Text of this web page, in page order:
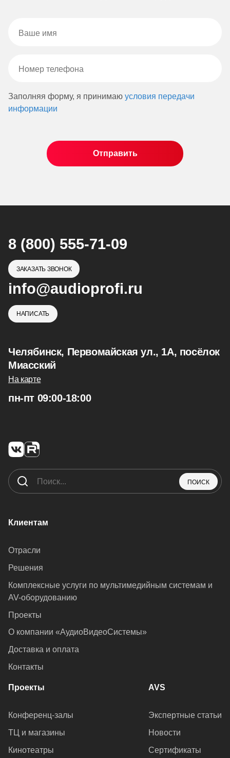
Заполняя форму, я принимаю условия передачи
информации
8 (800) 555-71-09
ЗАКАЗАТЬ ЗВОНОК
info@audioprofi.ru
НАПИСАТЬ
Челябинск, Первомайская ул., 1А, посёлок
Миасский
На карте
пн-пт 09:00-18:00
ПОИСК
Клиентам
Отрасли
Решения
Комплексные услуги по мультимедийным системам и
AV-оборудованию
Проекты
О компании «АудиоВидеоСистемы»
Доставка и оплата
Контакты
Проекты
Конференц-залы
ТЦ и магазины
Кинотеатры
AVS
Экспертные статьи
Новости
Сертификаты